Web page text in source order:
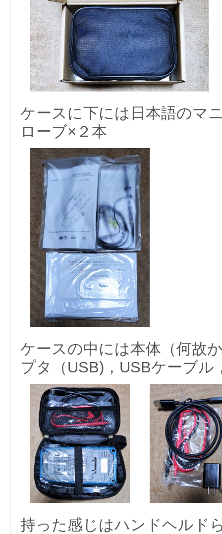
ケースに下には日本語のマ
ローブ×２本
ケースの中には本体（何故
プタ（USB)，USBケーブル
持った感じはハンドヘルド